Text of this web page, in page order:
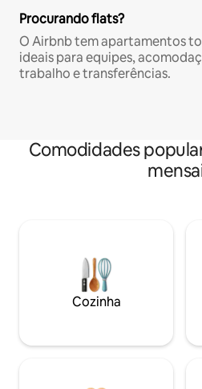
Procurando flats?
O Airbnb tem apartamentos
ideais para equipes,
trabalho e transferências.
Comodidades
Cozinha